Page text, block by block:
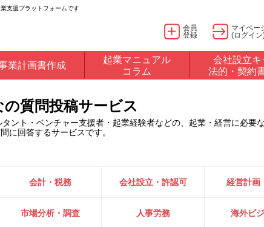
支援プラットフォームです
会員
登録
マイペー
(ログイン
業計画書作成
起業マニュアル
コラム
会社設立キ
法的・契約
質問投稿サービス
ント・ベンチャー支援者・起業経験者などの、起業・経営に必要
に回答するサービスです。
会計・税務 会社設立・許認可 経営計画
市場分析・調査 人事労務 海外ビ